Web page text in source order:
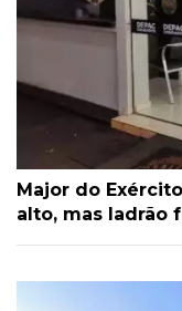
Major do
alto, mas ladrão